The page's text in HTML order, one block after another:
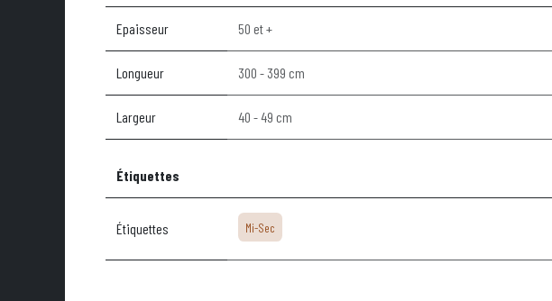
Epaisseur 50 et +
Longueur 300 - 399 cm
Largeur 40 - 49 cm
Étiquettes
Étiquettes Mi-Sec